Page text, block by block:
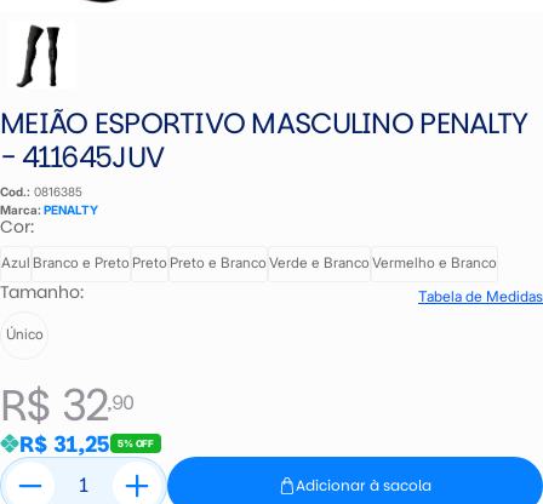
MEIÃO ESPORTIVO MASCULINO PENALTY
- 411645JUV
Cod.: 0816385
Marca: PENALTY
R$ 32,90
R$ 31,25 5% OFF
Cor:
Azul Branco e Preto Preto Preto e Branco Verde e Branco Vermelho e Branco
Tamanho: Tabela de Medidas
Único
Adicionar à sacola